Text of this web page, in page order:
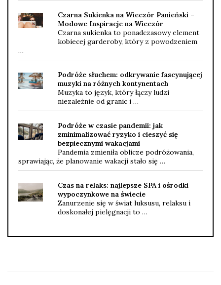
Czarna Sukienka na Wieczór Panieński –
Modowe Inspiracje na Wieczór
Czarna sukienka to ponadczasowy element
kobiecej garderoby, który z powodzeniem
…
Podróże słuchem: odkrywanie fascynującej
muzyki na różnych kontynentach
Muzyka to język, który łączy ludzi
niezależnie od granic i …
Podróże w czasie pandemii: jak
zminimalizować ryzyko i cieszyć się
bezpiecznymi wakacjami
Pandemia zmieniła oblicze podróżowania,
sprawiając, że planowanie wakacji stało się …
Czas na relaks: najlepsze SPA i ośrodki
wypoczynkowe na świecie
Zanurzenie się w świat luksusu, relaksu i
doskonałej pielęgnacji to …